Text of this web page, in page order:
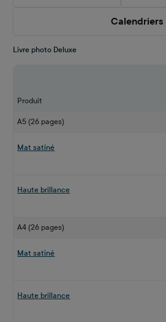
Calendriers
Livre photo Deluxe
Produit
A5 (26 pages)
Mat satiné
Haute brillance
A4 (26 pages)
Mat satiné
Haute brillance